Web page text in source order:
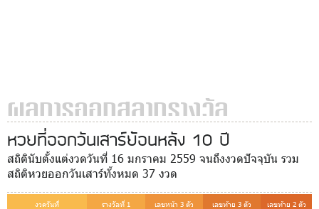
ผลการออกสลากรางวัล
หวยที่ออกวันเสาร์ย้อนหลัง 10 ปี
สถิตินับตั้งแต่งวดวันที่ 16 มกราคม 2559 จนถึงงวดปัจจุบัน รวม
สถิติหวยออกวันเสาร์ทั้งหมด 37 งวด
งวดวันที่ รางวัลที่ 1 เลขหน้า 3 ตัว เลขท้าย 3 ตัว เลขท้าย 2 ตัว